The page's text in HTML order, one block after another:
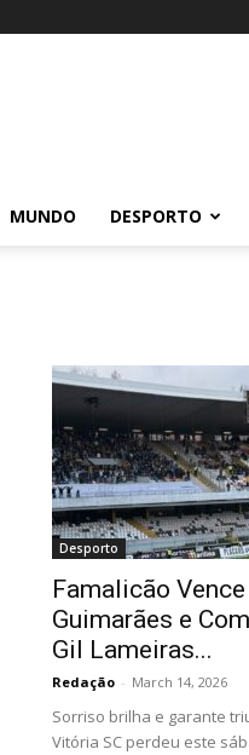
MUNDO DESPORTO
Desporto
Famalicão
Guimarães e
Gil Lameiras...
Redação - March 14, 2026
Sorriso brilha e garante
Vitória SC perdeu este